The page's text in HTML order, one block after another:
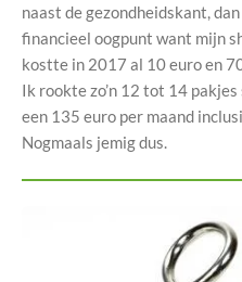
naast de gezondheidskant,
financieel oogpunt want mijn
kostte in 2017 al 10 euro en
Ik rookte zo’n 12 tot 14
een 135 euro per maand
Nogmaals jemig dus.